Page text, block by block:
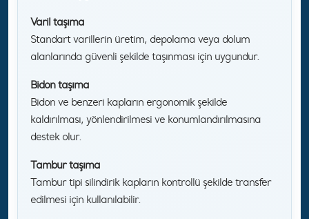
Varil taşıma
Standart varillerin üretim, depolama veya dolum
alanlarında güvenli şekilde taşınması için uygundur.
Bidon taşıma
Bidon ve benzeri kapların ergonomik şekilde
kaldırılması, yönlendirilmesi ve konumlandırılmasına
destek olur.
Tambur taşıma
Tambur tipi silindirik kapların kontrollü şekilde transfer
edilmesi için kullanılabilir.